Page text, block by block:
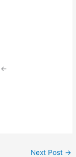
←
Next Post →